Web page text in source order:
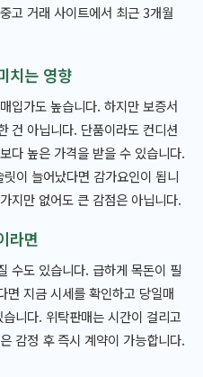
고 거래 사이트에서 최근 3개월
치는 영향
입가도 높습니다. 하지만 보증서
건 아닙니다. 단품이라도 컨디션
다 높은 가격을 받을 수 있습니다.
이 늘어났다면 감가요인이 됩니
지만 없어도 큰 감점은 아닙니다.
라면
수도 있습니다. 급하게 목돈이 필
면 지금 시세를 확인하고 당일매
니다. 위탁판매는 시간이 걸리고
감정 후 즉시 계약이 가능합니다.